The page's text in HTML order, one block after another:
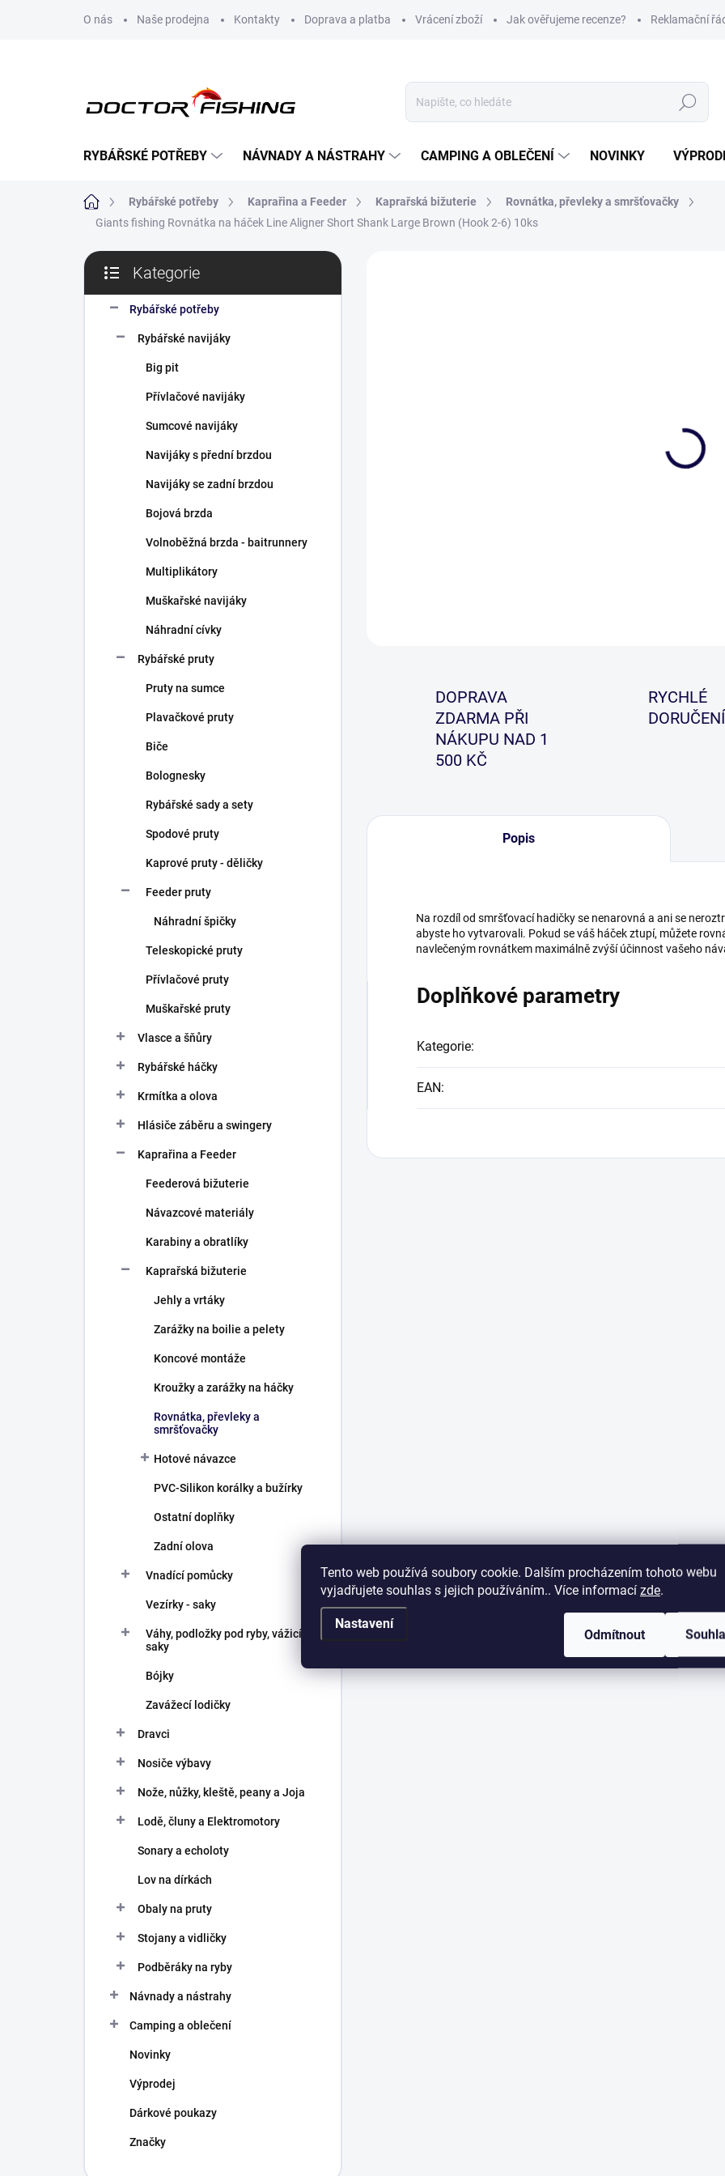
Tento web používá soubory cookie. Dalším procházením tohoto webu
vyjadřujete souhlas s jejich používáním.. Více informací zde.
Nastavení
Odmítnout
O nás Naše prodejna Kontakty Doprava a platba Vrácení zboží Jak ověřujeme recenze? Reklamační
Hledat
RYBÁŘSKÉ POTŘEBY NÁVNADY A NÁSTRAHY CAMPING A OBLEČENÍ NOVINKY
Domů Rybářské potřeby Kaprařina a Feeder Kaprařská bižuterie
Rovnátka, převleky a smršťovačky
Giants fishing Rovnátka na háček Line Aligner Short Shank Large Brown (Hook 2-6) 10ks
P
s
kategorie
Kategorie
Rybářské potřeby
Rybářské navijáky
Big pit
Přívlačové navijáky
Sumcové navijáky
Navijáky s přední brzdou
Navijáky se zadní brzdou
Bojová brzda
Volnoběžná brzda - baitrunnery
Multiplikátory
Muškařské navijáky
Náhradní cívky
Rybářské pruty
Pruty na sumce
Plavačkové pruty
Biče
Bolognesky
Rybářské sady a sety
Spodové pruty
Kaprové pruty - děličky
Feeder pruty
Náhradní špičky
Teleskopické pruty
Přívlačové pruty
Muškařské pruty
Vlasce a šňůry
Rybářské háčky
Krmítka a olova
Hlásiče záběru a swingery
Kaprařina a Feeder
Feederová bižuterie
Návazcové materiály
Karabiny a obratlíky
Kaprařská bižuterie
Jehly a vrtáky
Zarážky na boilie a pelety
Koncové montáže
Kroužky a zarážky na háčky
Rovnátka, převleky a
smršťovačky
Hotové návazce
PVC-Silikon korálky a bužírky
Ostatní doplňky
Zadní olova
Vnadící pomůcky
Vezírky - saky
Váhy, podložky pod ryby, vážicí
saky
Bójky
Zavážecí lodičky
Dravci
Nosiče výbavy
Nože, nůžky, kleště, peany a Joja
Lodě, čluny a Elektromotory
Sonary a echoloty
Lov na dírkách
Obaly na pruty
Stojany a vidličky
Podběráky na ryby
Návnady a nástrahy
Camping a oblečení
Novinky
Výprodej
Dárkové poukazy
Značky
DOPRAVA
ZDARMA PŘI
NÁKUPU NAD 1
500 KČ
RYCHLÉ
DORUČENÍ
Popis
Na rozdíl od smršťovací hadičky se nenarovná a ani se
abyste ho vytvarovali. Pokud se váš háček ztupí, můžete
navlečeným rovnátkem maximálně zvýší účinnost vašeho
Doplňkové parametry
Kategorie:
EAN: